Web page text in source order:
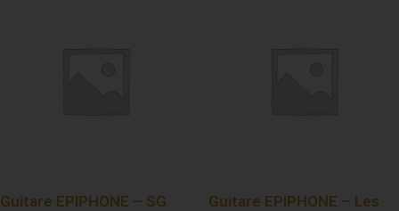
Guitare EPIPHONE – SG
Guitare EPIPHONE – Les